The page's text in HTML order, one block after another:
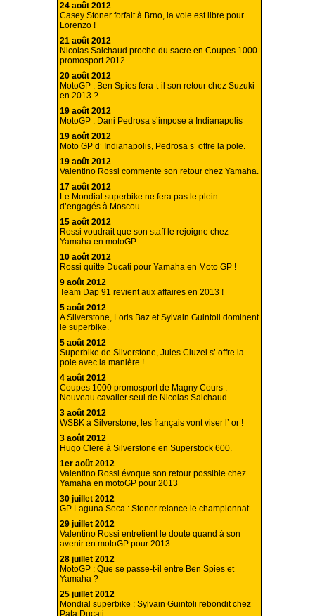
24 août 2012
Casey Stoner forfait à Brno, la voie est libre pour
Lorenzo !
21 août 2012
Nicolas Salchaud proche du sacre en Coupes 1000
promosport 2012
20 août 2012
MotoGP : Ben Spies fera-t-il son retour chez Suzuki
en 2013 ?
19 août 2012
MotoGP : Dani Pedrosa s’impose à Indianapolis
19 août 2012
Moto GP d’ Indianapolis, Pedrosa s’ offre la pole.
19 août 2012
Valentino Rossi commente son retour chez Yamaha.
17 août 2012
Le Mondial superbike ne fera pas le plein
d’engagés à Moscou
15 août 2012
Rossi voudrait que son staff le rejoigne chez
Yamaha en motoGP
10 août 2012
Rossi quitte Ducati pour Yamaha en Moto GP !
9 août 2012
Team Dap 91 revient aux affaires en 2013 !
5 août 2012
A Silverstone, Loris Baz et Sylvain Guintoli dominent
le superbike.
5 août 2012
Superbike de Silverstone, Jules Cluzel s’ offre la
pole avec la manière !
4 août 2012
Coupes 1000 promosport de Magny Cours :
Nouveau cavalier seul de Nicolas Salchaud.
3 août 2012
WSBK à Silverstone, les français vont viser l’ or !
3 août 2012
Hugo Clere à Silverstone en Superstock 600.
1er août 2012
Valentino Rossi évoque son retour possible chez
Yamaha en motoGP pour 2013
30 juillet 2012
GP Laguna Seca : Stoner relance le championnat
29 juillet 2012
Valentino Rossi entretient le doute quand à son
avenir en motoGP pour 2013
28 juillet 2012
MotoGP : Que se passe-t-il entre Ben Spies et
Yamaha ?
25 juillet 2012
Mondial superbike : Sylvain Guintoli rebondit chez
Pata Ducati.